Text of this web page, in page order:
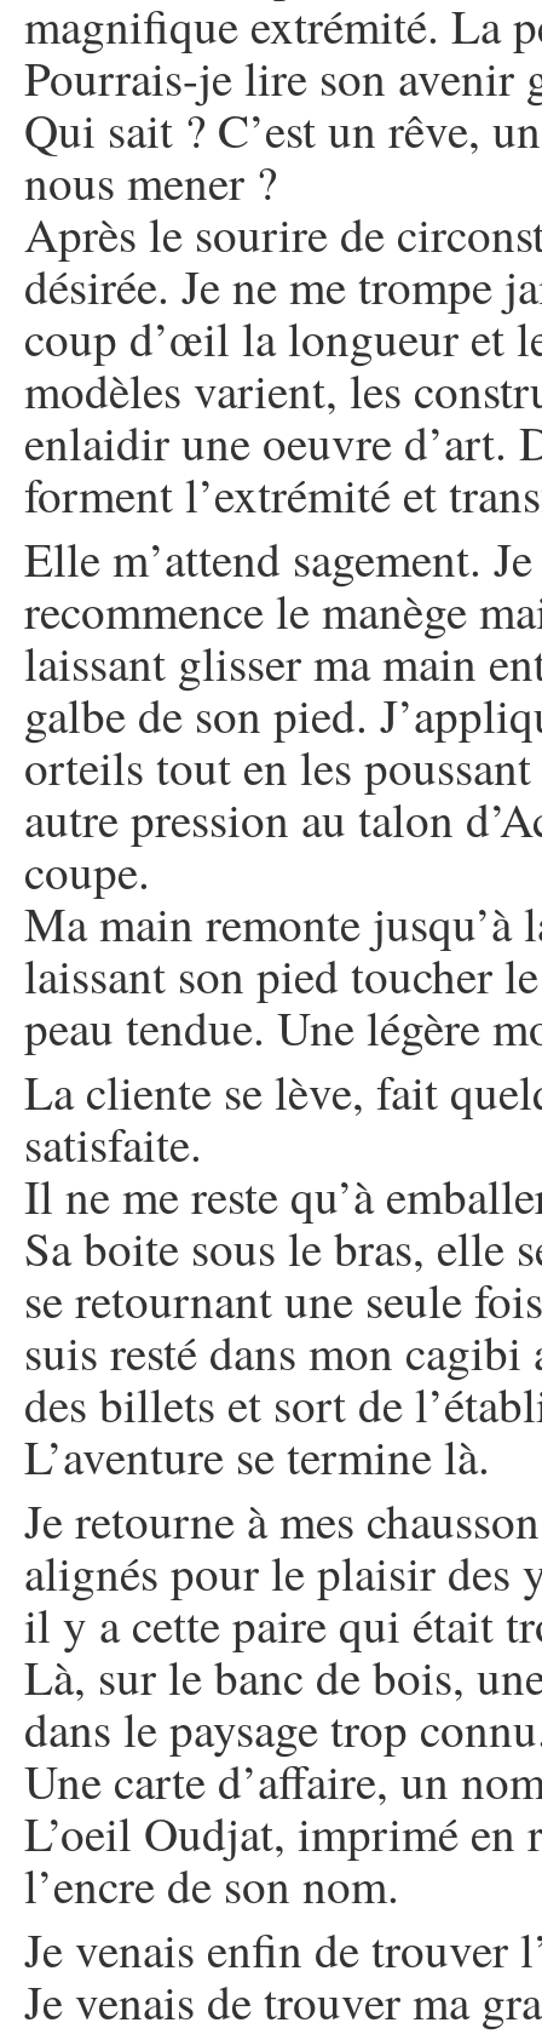
magnifique extrémité. La
Pourrais-je lire son avenir
Qui sait ? C’est un rêve,
nous mener ?
Après le sourire de
désirée. Je ne me trompe
coup d’œil la longueur et
modèles varient, les
enlaidir une oeuvre d’art.
forment l’extrémité et
Elle m’attend sagement.
recommence le manège
laissant glisser ma main
galbe de son pied.
orteils tout en les
autre pression au talon
coupe.
Ma main remonte jusqu’à
laissant son pied toucher
peau tendue. Une légère
La cliente se lève, fait
satisfaite.
Il ne me reste qu’à
Sa boite sous le bras, elle
se retournant une seule
suis resté dans mon cagibi
des billets et sort de
L’aventure se termine là.
Je retourne à mes
alignés pour le plaisir des
il y a cette paire qui était
Là, sur le banc de bois,
dans le paysage trop
Une carte d’affaire, un
L’oeil Oudjat, imprimé en
l’encre de son nom.
Je venais enfin de trouver
Je venais de trouver ma